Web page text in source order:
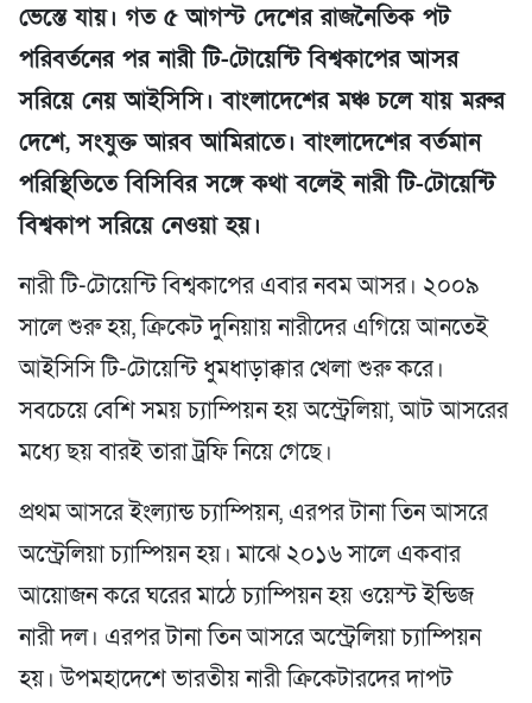
ভেস্তে যায়। গত ৫ আগস্ট দেশের রাজনৈতিক পট
পরিবর্তনের পর নারী টি-টোয়েন্টি বিশ্বকাপের আসর
সরিয়ে নেয় আইসিসি। বাংলাদেশের মঞ্চ চলে যায় মরুর
দেশে, সংযুক্ত আরব আমিরাতে। বাংলাদেশের বর্তমান
পরিস্থিতিতে বিসিবির সঙ্গে কথা বলেই নারী টি-টোয়েন্টি
বিশ্বকাপ সরিয়ে নেওয়া হয়।
নারী টি-টোয়েন্টি বিশ্বকাপের এবার নবম আসর। ২০০৯
সালে শুরু হয়, ক্রিকেট দুনিয়ায় নারীদের এগিয়ে আনতেই
আইসিসি টি-টোয়েন্টি ধুমধাড়াক্কার খেলা শুরু করে।
সবচেয়ে বেশি সময় চ্যাম্পিয়ন হয় অস্ট্রেলিয়া, আট আসরের
মধ্যে ছয় বারই তারা ট্রফি নিয়ে গেছে।
প্রথম আসরে ইংল্যান্ড চ্যাম্পিয়ন, এরপর টানা তিন আসরে
অস্ট্রেলিয়া চ্যাম্পিয়ন হয়। মাঝে ২০১৬ সালে একবার
আয়োজন করে ঘরের মাঠে চ্যাম্পিয়ন হয় ওয়েস্ট ইন্ডিজ
নারী দল। এরপর টানা তিন আসরে অস্ট্রেলিয়া চ্যাম্পিয়ন
হয়। উপমহাদেশে ভারতীয় নারী ক্রিকেটারদের দাপট